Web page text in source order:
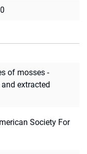
of mosses -
extracted
Society For